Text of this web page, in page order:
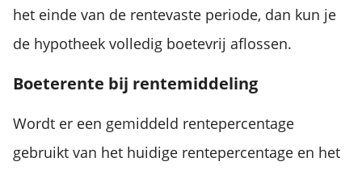
het einde van de rentevaste periode, dan kun je
de hypotheek volledig boetevrij aflossen.
Boeterente bij rentemiddeling
Wordt er een gemiddeld rentepercentage
gebruikt van het huidige rentepercentage en het